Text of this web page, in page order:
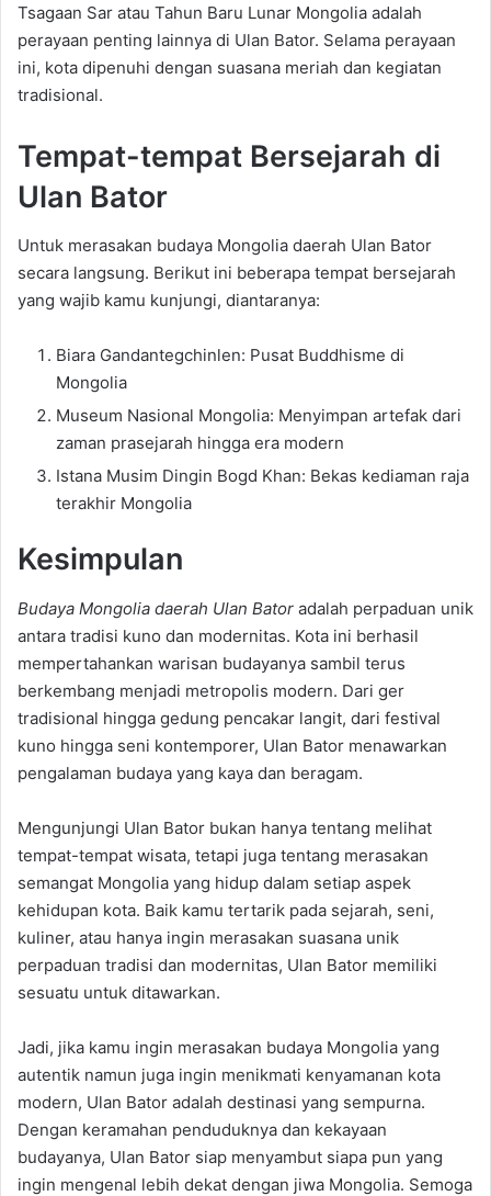
Tsagaan Sar atau Tahun Baru Lunar Mongolia adalah
perayaan penting lainnya di Ulan Bator. Selama perayaan
ini, kota dipenuhi dengan suasana meriah dan kegiatan
tradisional.
Tempat-tempat Bersejarah di
Ulan Bator
Untuk merasakan budaya Mongolia daerah Ulan Bator
secara langsung. Berikut ini beberapa tempat bersejarah
yang wajib kamu kunjungi, diantaranya:
Biara Gandantegchinlen: Pusat Buddhisme di
Mongolia
Museum Nasional Mongolia: Menyimpan artefak dari
zaman prasejarah hingga era modern
Istana Musim Dingin Bogd Khan: Bekas kediaman raja
terakhir Mongolia
Kesimpulan
Budaya Mongolia daerah Ulan Bator adalah perpaduan unik
antara tradisi kuno dan modernitas. Kota ini berhasil
mempertahankan warisan budayanya sambil terus
berkembang menjadi metropolis modern. Dari ger
tradisional hingga gedung pencakar langit, dari festival
kuno hingga seni kontemporer, Ulan Bator menawarkan
pengalaman budaya yang kaya dan beragam.
Mengunjungi Ulan Bator bukan hanya tentang melihat
tempat-tempat wisata, tetapi juga tentang merasakan
semangat Mongolia yang hidup dalam setiap aspek
kehidupan kota. Baik kamu tertarik pada sejarah, seni,
kuliner, atau hanya ingin merasakan suasana unik
perpaduan tradisi dan modernitas, Ulan Bator memiliki
sesuatu untuk ditawarkan.
Jadi, jika kamu ingin merasakan budaya Mongolia yang
autentik namun juga ingin menikmati kenyamanan kota
modern, Ulan Bator adalah destinasi yang sempurna.
Dengan keramahan penduduknya dan kekayaan
budayanya, Ulan Bator siap menyambut siapa pun yang
ingin mengenal lebih dekat dengan jiwa Mongolia. Semoga